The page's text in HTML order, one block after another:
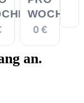
WOCHE
0 €
an.